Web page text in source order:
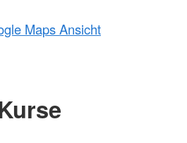
Maps Ansicht